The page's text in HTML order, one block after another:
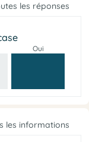
les réponses
Oui
les informations